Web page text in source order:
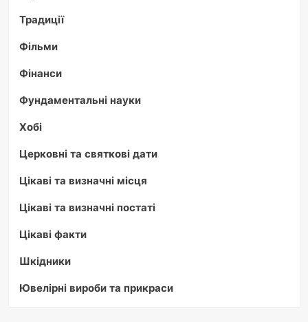
Традиції
Фільми
Фінанси
Фундаментальні науки
Хобі
Церковні та святкові дати
Цікаві та визначні місця
Цікаві та визначні постаті
Цікаві факти
Шкідники
Ювелірні вироби та прикраси